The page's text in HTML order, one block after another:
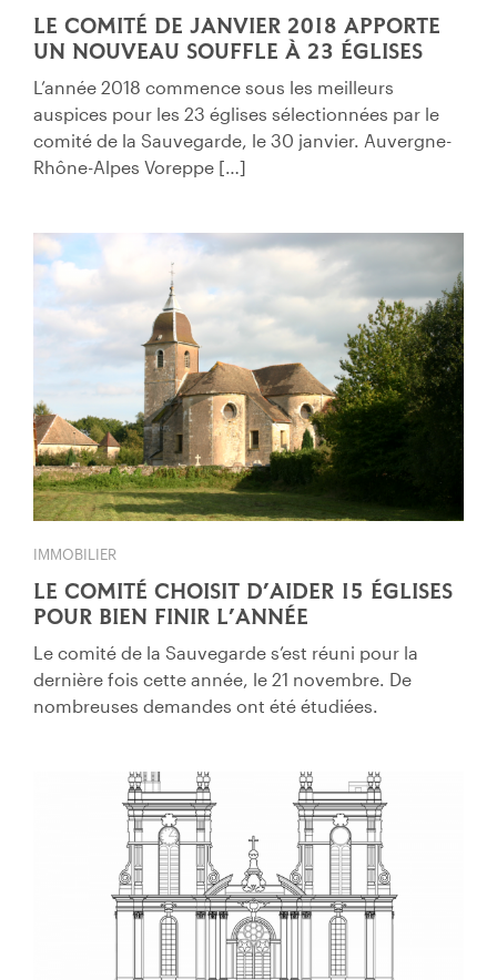
LE COMITÉ DE JANVIER 2018 APPORTE
UN NOUVEAU SOUFFLE À 23 ÉGLISES
L’année 2018 commence sous les meilleurs
auspices pour les 23 églises sélectionnées par le
comité de la Sauvegarde, le 30 janvier. Auvergne-
Rhône-Alpes Voreppe […]
IMMOBILIER
LE COMITÉ CHOISIT D’AIDER 15 ÉGLISES
POUR BIEN FINIR L’ANNÉE
Le comité de la Sauvegarde s’est réuni pour la
dernière fois cette année, le 21 novembre. De
nombreuses demandes ont été étudiées.